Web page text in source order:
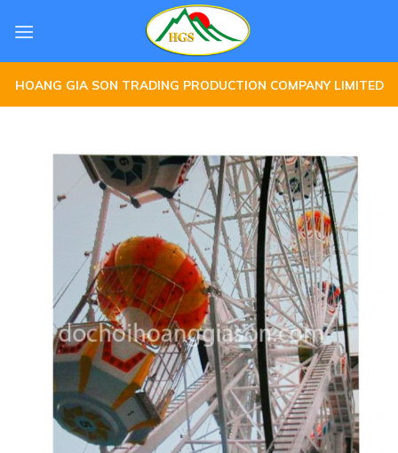
HOANG GIA SON TRADING PRODUCTION COMPANY LIMITED